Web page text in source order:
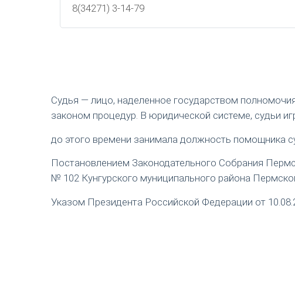
8(34271) 3-14-79
Судья — лицо, наделенное государством
законом процедур. В юридической системе, судьи
до этого времени занимала должность помощника
Постановлением Законодательного Собрания
№ 102 Кунгурского муниципального района
Указом Президента Российской Федерации от